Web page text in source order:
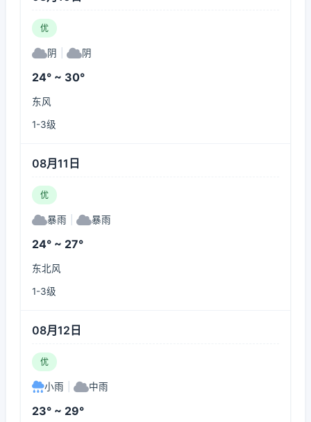
优
阴 阴
24° ~ 30°
东风
1-3级
08月11日
优
暴雨 暴雨
24° ~ 27°
东北风
1-3级
08月12日
优
小雨 中雨
23° ~ 29°